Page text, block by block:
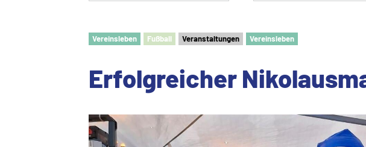
Vereinsleben Fußball Veranstaltungen Vereinsleben
Erfolgreicher